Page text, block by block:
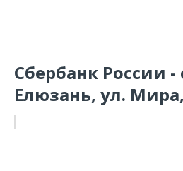
Сбербанк России
Елюзань, ул.